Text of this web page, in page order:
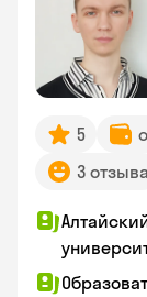
5
3 отзыва